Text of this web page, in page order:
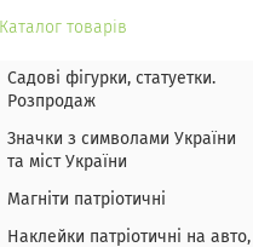
Каталог товарів
Садові фігурки, статуетки.
Розпродаж
Значки з символами України
та міст України
Магніти патріотичні
Наклейки патріотичні на авто,